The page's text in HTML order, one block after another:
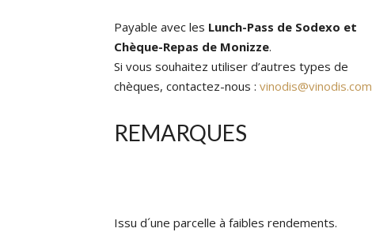
Payable avec les Lunch-Pass de Sodexo et
Chèque-Repas de Monizze.
Si vous souhaitez utiliser d’autres types de
chèques, contactez-nous : vinodis@vinodis.com
REMARQUES
Issu d´une parcelle à faibles rendements.